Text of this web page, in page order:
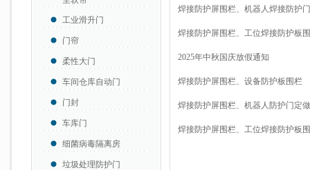
工业滑升门
门帘
柔性大门
车间仓库自动门
门封
车库门
细菌病毒隔离房
垃圾处理防护门
焊接防护屏围栏、机器人焊接防护
焊接防护屏围栏、工位焊接防护板
2025年中秋国庆放假通知
焊接防护屏围栏、设备防护板围栏
焊接防护屏围栏、机器人防护门定
焊接防护屏围栏、工位焊接防护板